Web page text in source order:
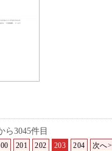
3045件目
201 202 203 204 次へ>